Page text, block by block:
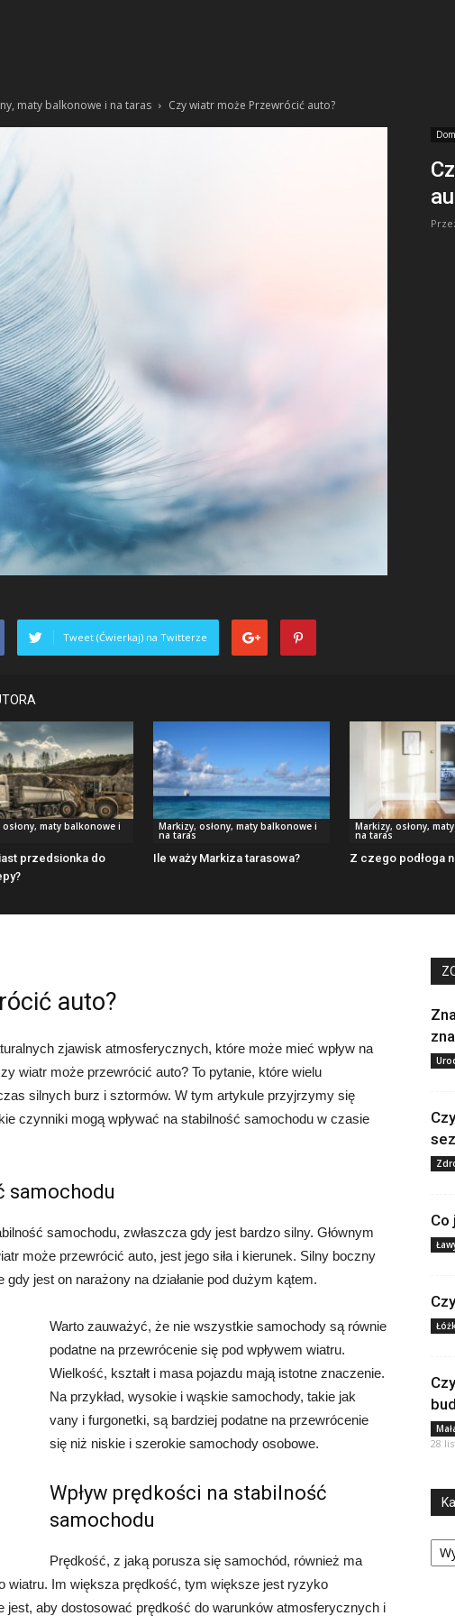
maty balkonowe i na taras Czy wiatr może Przewrócić auto?
Tweet (Ćwierkaj) na Twitterze
osłony, maty balkonowe i
przedsionka do
Markizy, osłony, maty balkonowe i
na taras
Ile waży Markiza tarasowa?
Markizy, osłony,
na taras
Z czego podłoga
auto?
zjawisk atmosferycznych, które może mieć wpływ na
wiatr może przewrócić auto? To pytanie, które wielu
silnych burz i sztormów. W tym artykule przyjrzymy się
czynniki mogą wpływać na stabilność samochodu w czasie
samochodu
samochodu, zwłaszcza gdy jest bardzo silny. Głównym
może przewrócić auto, jest jego siła i kierunek. Silny boczny
jest on narażony na działanie pod dużym kątem.
Warto zauważyć, że nie wszystkie samochody są równie
podatne na przewrócenie się pod wpływem wiatru.
Wielkość, kształt i masa pojazdu mają istotne znaczenie.
Na przykład, wysokie i wąskie samochody, takie jak
vany i furgonetki, są bardziej podatne na przewrócenie
się niż niskie i szerokie samochody osobowe.
Wpływ prędkości na stabilność
samochodu
Prędkość, z jaką porusza się samochód, również ma
wiatru. Im większa prędkość, tym większe jest ryzyko
jest, aby dostosować prędkość do warunków atmosferycznych i
Co
28